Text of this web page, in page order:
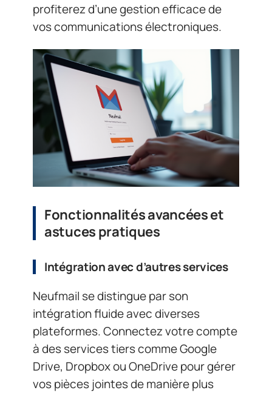
profiterez d’une gestion efficace de
vos communications électroniques.
Fonctionnalités avancées et
astuces pratiques
Intégration avec d’autres services
Neufmail se distingue par son
intégration fluide avec diverses
plateformes. Connectez votre compte
à des services tiers comme Google
Drive, Dropbox ou OneDrive pour gérer
vos pièces jointes de manière plus